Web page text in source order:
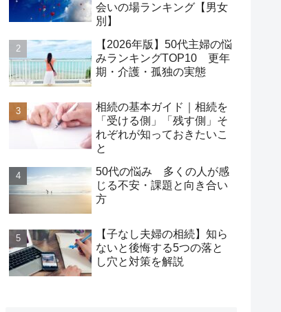
会いの場ランキング【男女
別】
【2026年版】50代主婦の悩
みランキングTOP10 更年
期・介護・孤独の実態
相続の基本ガイド｜相続を
「受ける側」「残す側」そ
れぞれが知っておきたいこ
と
50代の悩み 多くの人が感
じる不安・課題と向き合い
方
【子なし夫婦の相続】知ら
ないと後悔する5つの落と
し穴と対策を解説